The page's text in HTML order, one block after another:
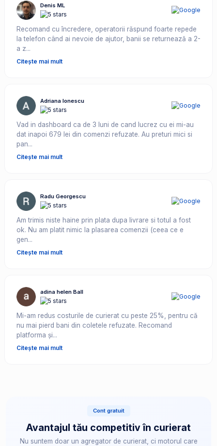
Denis ML
Recomand cu încredere, operatorii răspund foarte repede
la telefon când ai nevoie de ajutor, banii se returnează a 2-
a z...
Citește mai mult
Adriana Ionescu
Vad in dashboard ca de 3 luni de cand lucrez cu ei mi-au
dat inapoi 679 lei din comenzi refuzate. Au preturi mici si
pan...
Citește mai mult
Radu Georgescu
Am trimis niste haine prin plata dupa livrare si totul a fost
ok. Nu am platit nimic la plasarea comenzii (ceea ce e
gen...
Citește mai mult
adina helen Ball
Mi-am redus costurile de curierat cu peste 25%, pentru că
nu mai pierd bani din coletele refuzate. Recomand
platforma și...
Citește mai mult
Cont gratuit
Avantajul tău competitiv în curierat
Nu suntem doar un agregator de curierat, ci motorul care